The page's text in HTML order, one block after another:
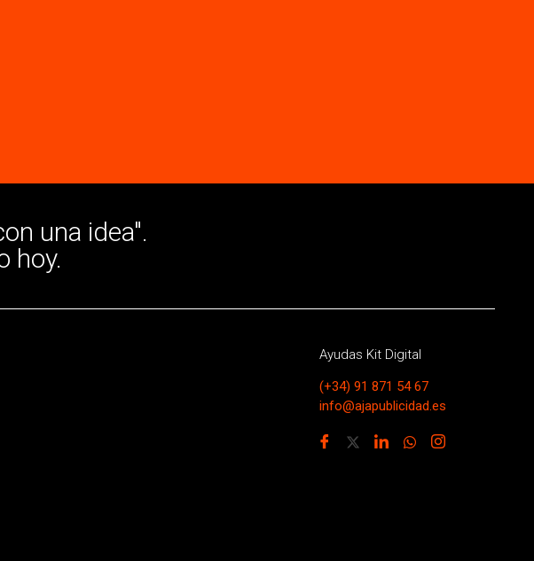
una idea".
hoy.
Ayudas Kit Digital
(+34) 91 871 54 67
info@ajapublicidad.es